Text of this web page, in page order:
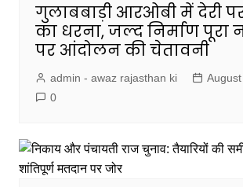
गुलाबबाड़ी आरओबी में देरी
का धरना, जल्द निर्माण पूरा
पर आंदोलन की चेतावनी
admin - awaz rajasthan ki
0